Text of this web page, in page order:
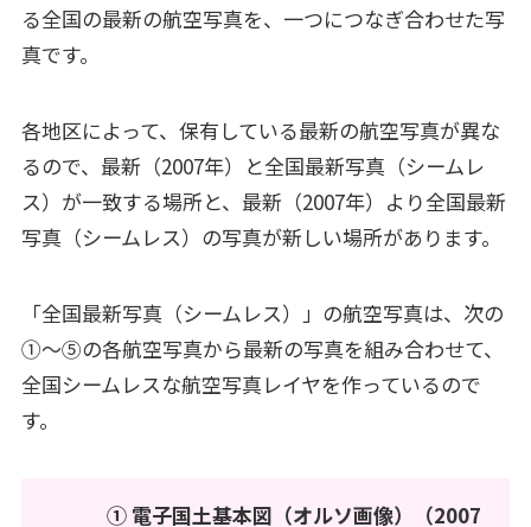
る全国の最新の航空写真を、一つにつなぎ合わせた写
真です。
各地区によって、保有している最新の航空写真が異な
るので、最新（2007年）と全国最新写真（シームレ
ス）が一致する場所と、最新（2007年）より全国最新
写真（シームレス）の写真が新しい場所があります。
「全国最新写真（シームレス）」の航空写真は、次の
①～⑤の各航空写真から最新の写真を組み合わせて、
全国シームレスな航空写真レイヤを作っているので
す。
① 電子国土基本図（オルソ画像）（2007